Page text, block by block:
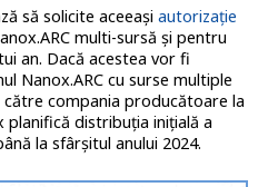
să solicite aceeași autorizație
multi-sursă și pentru
an. Dacă acestea vor fi
Nanox.ARC cu surse multiple
compania producătoare la
planifică distribuția inițială a
la sfârșitul anului 2024.